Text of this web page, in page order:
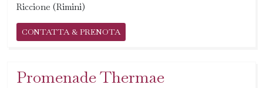
Riccione (Rimini)
CONTATTA & PRENOTA
Promenade Thermae